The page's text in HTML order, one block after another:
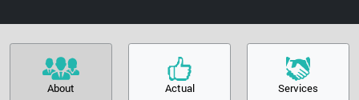
About Actual Services